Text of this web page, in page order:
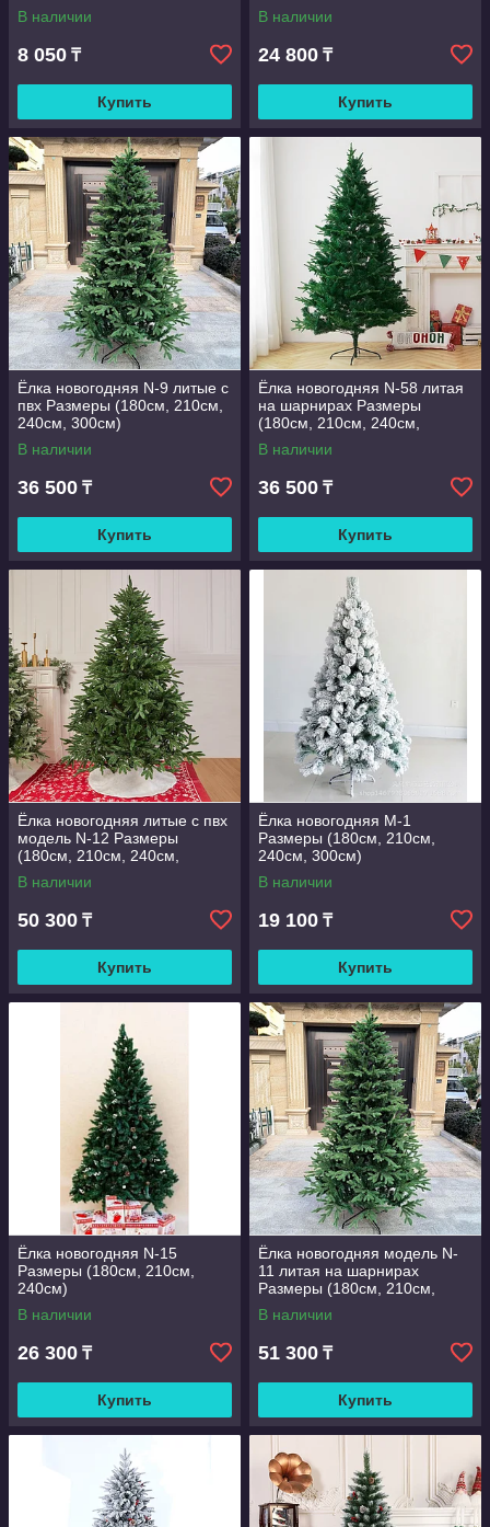
В наличии
8 050 ₸
Купить
В наличии
24 800 ₸
Купить
Ёлка новогодняя N-9 литые с
пвх Размеры (180см, 210см,
240см, 300см)
В наличии
36 500 ₸
Купить
Ёлка новогодняя N-58 литая
на шарнирах Размеры
(180см, 210см, 240см,
300см)
В наличии
36 500 ₸
Купить
Ёлка новогодняя литые с пвх
модель N-12 Размеры
(180см, 210см, 240см,
300см)
В наличии
50 300 ₸
Купить
Ёлка новогодняя M-1
Размеры (180см, 210см,
240см, 300см)
В наличии
19 100 ₸
Купить
Ёлка новогодняя N-15
Размеры (180см, 210см,
240см)
В наличии
26 300 ₸
Купить
Ёлка новогодняя модель N-
11 литая на шарнирах
Размеры (180см, 210см,
240см, 300см)
В наличии
51 300 ₸
Купить